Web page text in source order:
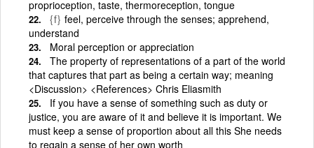
proprioception, taste, thermoreception, tongue
{f} feel, perceive through the senses; apprehend,
understand
Moral perception or appreciation
The property of representations of a part of the world
that captures that part as being a certain way; meaning
<Discussion> <References> Chris Eliasmith
If you have a sense of something such as duty or
justice, you are aware of it and believe it is important. We
must keep a sense of proportion about all this She needs
to regain a sense of her own worth